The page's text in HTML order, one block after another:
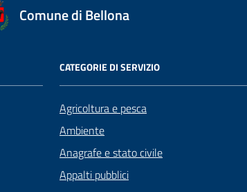
Comune di Bellona
CATEGORIE DI SERVIZIO
Agricoltura e pesca
Ambiente
Anagrafe e stato civile
Appalti pubblici